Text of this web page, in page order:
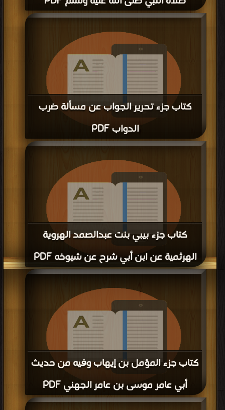
كتاب جزء تحرير الجواب عن مسألة ضرب
الدواب PDF
قراءة و تحميل كتاب كتاب جزء تحرير الجواب عن مسألة ضرب الدواب PDF مجانا |
كتب في اسرع تحميل| التحميل : مرة/مرات
كتاب جزء بيبي بنت عبدالصمد الهروية
الهرثمية عن ابن أبي شرح عن شيوخه PDF
قراءة و تحميل كتاب كتاب جزء بيبي بنت عبدالصمد الهروية الهرثمية عن ابن أبي شرح
كتب في اكبر موقع
كتاب جزء المؤمل بن إيهاب وفيه من حديث
أبي عامر موسى بن عامر الجهني PDF
قراءة و تحميل كتاب كتاب جزء المؤمل بن إيهاب وفيه من حديث أبي عامر موسى بن